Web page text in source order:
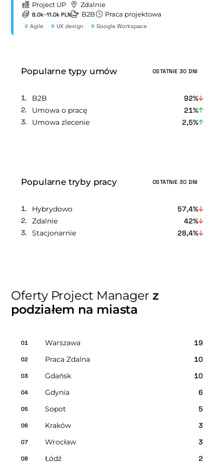
Project UP Zdalnie
8.0k–11.0k PLN B2B Praca projektowa
# Agile # UX design # Google Workspace
Popularne typy umów OSTATNIE 30 DNI
B2B
92%
Umowa o pracę
21%
Umowa zlecenie
2,5%
Popularne tryby pracy OSTATNIE 30 DNI
Hybrydowo
57,4%
Zdalnie
42%
Stacjonarnie
28,4%
Oferty Project Manager z
podziałem na miasta
01 Warszawa 19
02 Praca Zdalna 10
03 Gdańsk 10
04 Gdynia 6
05 Sopot 5
06 Kraków 3
07 Wrocław 3
08 Łódź 2